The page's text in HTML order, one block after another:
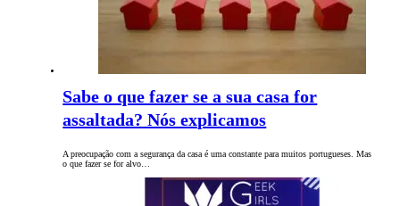
Sabe o que fazer se a sua casa for
assaltada? Nós explicamos
A preocupação com a segurança da casa é uma constante para muitos portugueses. Mas
o que fazer se for alvo…